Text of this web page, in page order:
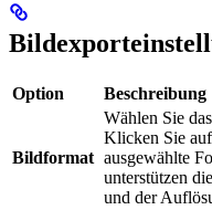
Option Beschreibung
Bildformat
Wählen Sie das
Klicken Sie auf
ausgewählte
unterstützen
und der